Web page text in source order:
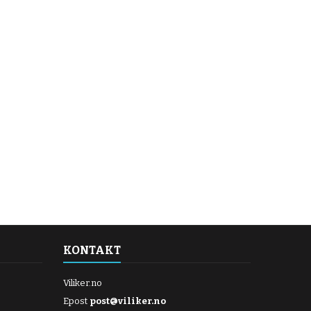
KONTAKT
Viliker.no
Epost post@viliker.no